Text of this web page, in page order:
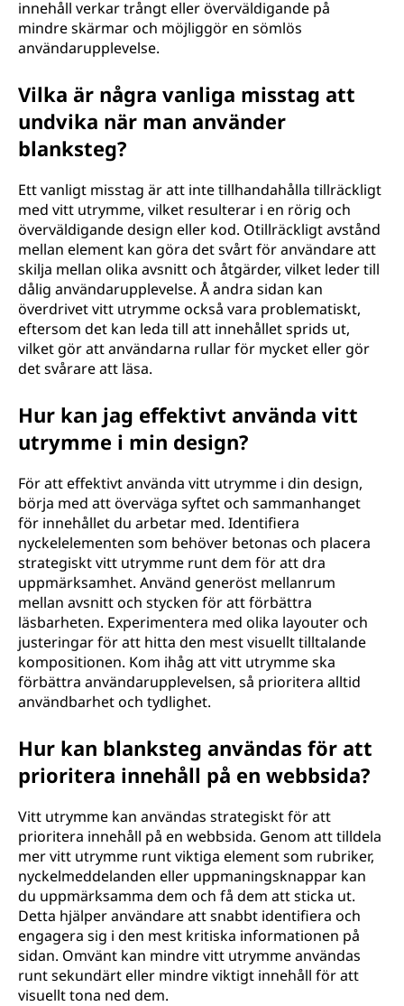
innehåll verkar trångt eller överväldigande på
mindre skärmar och möjliggör en sömlös
användarupplevelse.
Vilka är några vanliga misstag att
undvika när man använder
blanksteg?
Ett vanligt misstag är att inte tillhandahålla tillräckligt
med vitt utrymme, vilket resulterar i en rörig och
överväldigande design eller kod. Otillräckligt avstånd
mellan element kan göra det svårt för användare att
skilja mellan olika avsnitt och åtgärder, vilket leder till
dålig användarupplevelse. Å andra sidan kan
överdrivet vitt utrymme också vara problematiskt,
eftersom det kan leda till att innehållet sprids ut,
vilket gör att användarna rullar för mycket eller gör
det svårare att läsa.
Hur kan jag effektivt använda vitt
utrymme i min design?
För att effektivt använda vitt utrymme i din design,
börja med att överväga syftet och sammanhanget
för innehållet du arbetar med. Identifiera
nyckelelementen som behöver betonas och placera
strategiskt vitt utrymme runt dem för att dra
uppmärksamhet. Använd generöst mellanrum
mellan avsnitt och stycken för att förbättra
läsbarheten. Experimentera med olika layouter och
justeringar för att hitta den mest visuellt tilltalande
kompositionen. Kom ihåg att vitt utrymme ska
förbättra användarupplevelsen, så prioritera alltid
användbarhet och tydlighet.
Hur kan blanksteg användas för att
prioritera innehåll på en webbsida?
Vitt utrymme kan användas strategiskt för att
prioritera innehåll på en webbsida. Genom att tilldela
mer vitt utrymme runt viktiga element som rubriker,
nyckelmeddelanden eller uppmaningsknappar kan
du uppmärksamma dem och få dem att sticka ut.
Detta hjälper användare att snabbt identifiera och
engagera sig i den mest kritiska informationen på
sidan. Omvänt kan mindre vitt utrymme användas
runt sekundärt eller mindre viktigt innehåll för att
visuellt tona ned dem.